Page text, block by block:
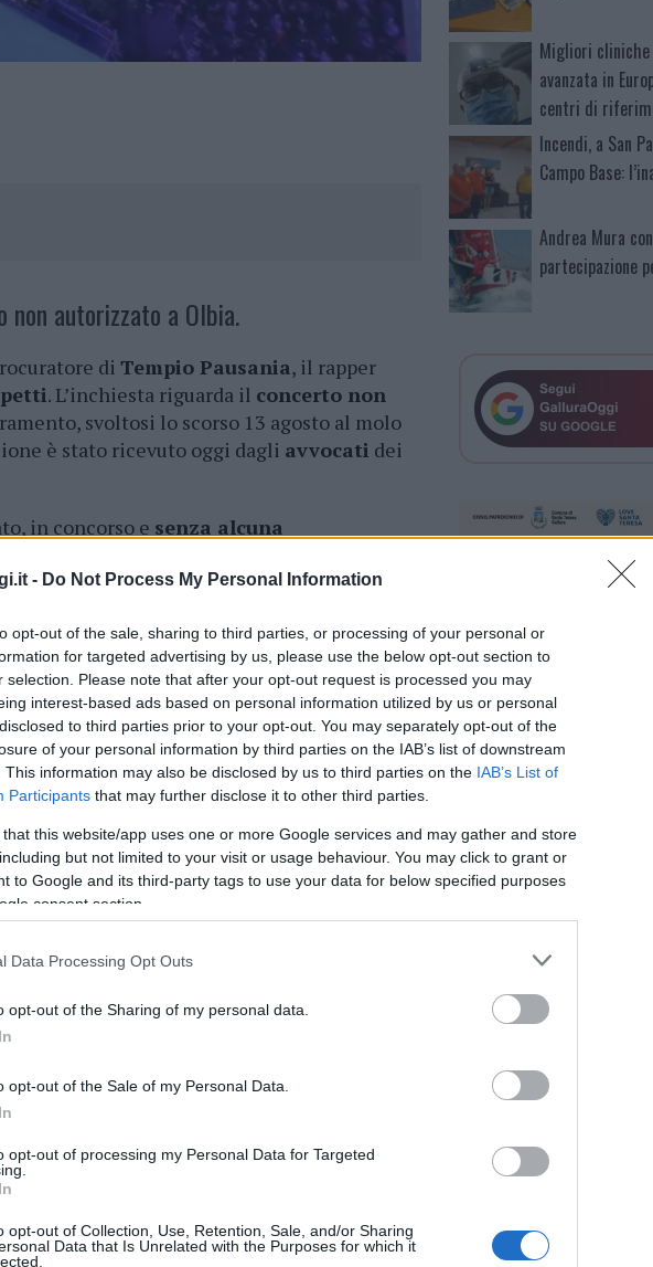
- Do Not Process My Personal Information
opt-out of the sale, sharing to third parties, or processing of your personal or
for targeted advertising by us, please use the below opt-out section to
selection. Please note that after your opt-out request is processed you may
interest-based ads based on personal information utilized by us or personal
to third parties prior to your opt-out. You may separately opt-out of the
of your personal information by third parties on the IAB’s list of downstream
This information may also be disclosed by us to third parties on the IAB’s List of
Participants that may further disclose it to other third parties.
that this website/app uses one or more Google services and may gather and store
but not limited to your visit or usage behaviour. You may click to grant or
to Google and its third-party tags to use your data for below specified purposes
consent section.
Data Processing Opt Outs
opt-out of the Sharing of my personal data.
opt-out of the Sale of my Personal Data.
opt-out of processing my Personal Data for Targeted
opt-out of Collection, Use, Retention, Sale, and/or Sharing
Data that Is Unrelated with the Purposes for which it
autorizzato a Olbia.
di Tempio Pausania, il rapper
. L’inchiesta riguarda il concerto non
svoltosi lo scorso 13 agosto al molo
è stato ricevuto oggi dagli avvocati dei
in concorso e senza alcuna
Questura di Sassari, hanno rilevato come
delle norme di prevenzione anti
eraprevisto per il 29 settembre, ma
notifiche.
cliccandoqui
nella sezione
Notizie Olbia Procura Tempio
Salmo
Prossimo articolo
Migliori
avanzata in
centri di
Incendi, a San
Campo Base:
Andrea Mura
partecipazione
NECROLOGIE
Martina